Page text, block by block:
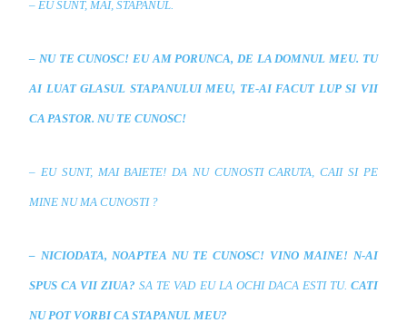
– EU SUNT, MAI, STAPANUL.
– NU TE CUNOSC! EU AM PORUNCA, DE LA DOMNUL MEU. TU
AI LUAT GLASUL STAPANULUI MEU, TE-AI FACUT LUP SI VII
CA PASTOR. NU TE CUNOSC!
– EU SUNT, MAI BAIETE! DA NU CUNOSTI CARUTA, CAII SI PE
MINE NU MA CUNOSTI ?
– NICIODATA, NOAPTEA NU TE CUNOSC! VINO MAINE! N-AI
SPUS CA VII ZIUA?SA TE VAD EU LA OCHI DACA ESTI TU. CATI
NU POT VORBI CA STAPANUL MEU?